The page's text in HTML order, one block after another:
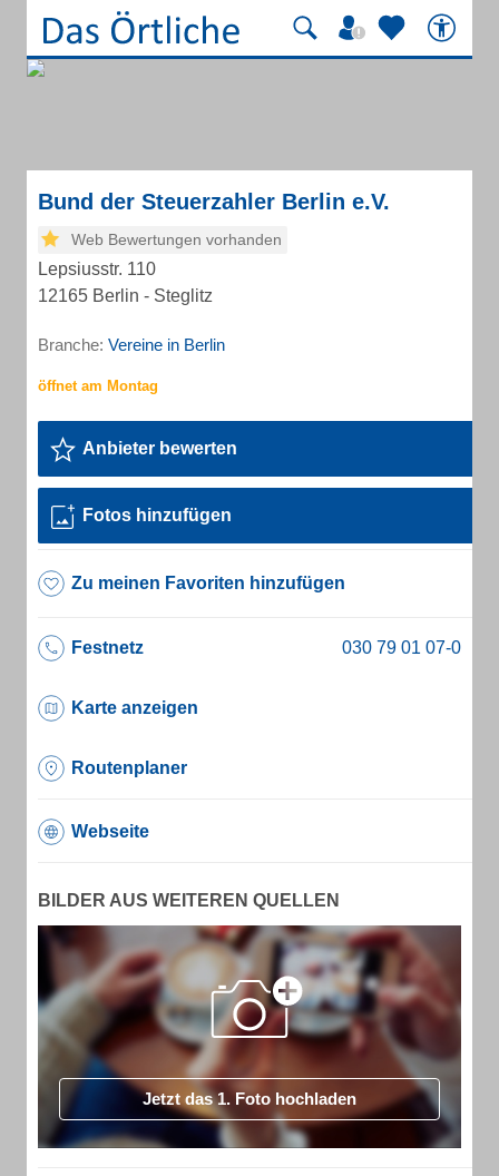
Bund der Steuerzahler Berlin e.V.
Web Bewertungen vorhanden
Lepsiusstr. 110
12165 Berlin - Steglitz
Branche: Vereine in Berlin
Anbieter bewerten
Fotos hinzufügen
Zu meinen Favoriten hinzufügen
Festnetz
Karte anzeigen
Routenplaner
Webseite
BILDER AUS WEITEREN QUELLEN
Jetzt das 1. Foto hochladen